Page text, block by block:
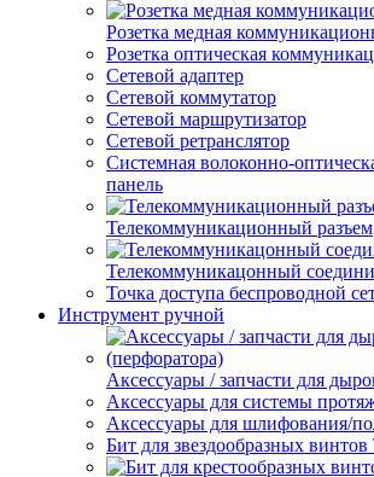
Розетка медная
Розетка оптическая
Сетевой адаптер
Сетевой коммутатор
Сетевой маршрутизатор
Сетевой ретранслятор
Системная волоконно-
панель
Телекоммуникационный разъем
Телекоммуникацонный
Точка доступа беспроводной
Инструмент ручной
Аксессуары / запчасти для
Аксессуары для системы
Аксессуары для шлифования/
Бит для звездообразных винтов